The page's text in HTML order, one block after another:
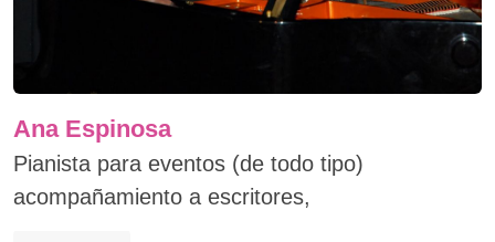
Ana Espinosa
Pianista para eventos (de todo tipo)
acompañamiento a escritores,